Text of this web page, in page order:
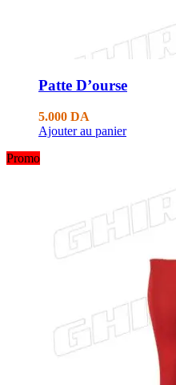
Patte D’ourse
5.000 DA
Ajouter au panier
Promo